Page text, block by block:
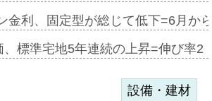
金利、固定型が総じて低下=6月か
、標準宅地5年連続の上昇=伸び率
設備・建材